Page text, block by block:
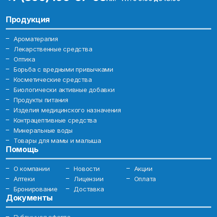
Продукция
Ароматерапия
Лекарственные средства
Оптика
Борьба с вредными привычками
Косметические средства
Биологически активные добавки
Продукты питания
Изделия медицинского назначения
Контрацептивные средства
Минеральные воды
Товары для мамы и малыша
Помощь
О компании Новости
Акции
Аптеки
Лицензии
Оплата
Бронирование
Доставка
Документы